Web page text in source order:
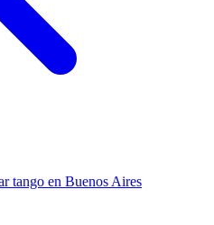
tango en Buenos Aires